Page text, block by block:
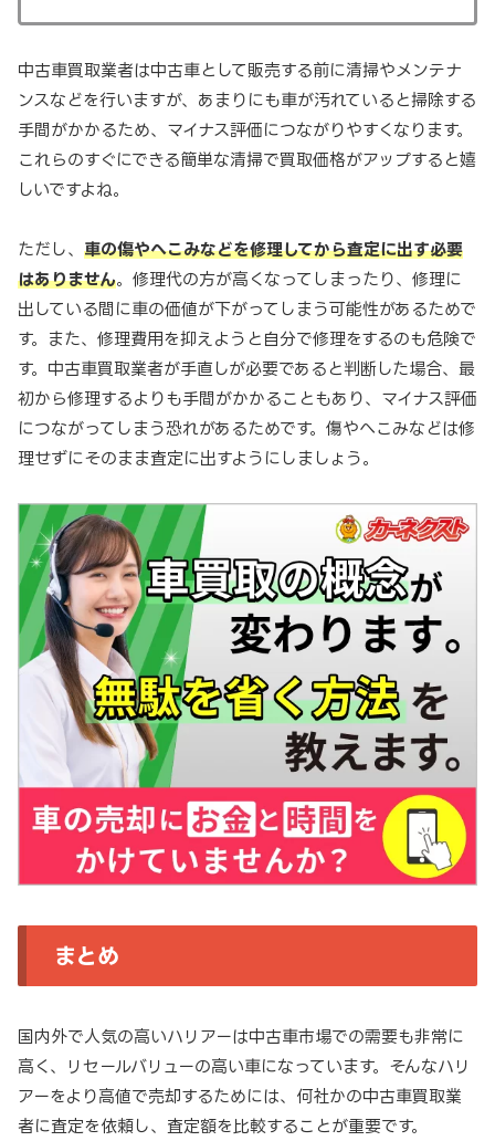
中古車買取業者は中古車として販売する前に清掃やメンテナ
ンスなどを行いますが、あまりにも車が汚れていると掃除する
手間がかかるため、マイナス評価につながりやすくなります。
これらのすぐにできる簡単な清掃で買取価格がアップすると嬉
しいですよね。
ただし、 車の傷やへこみなどを修理してから査定に出す必要
はありません。修理代の方が高くなってしまったり、修理に
出している間に車の価値が下がってしまう可能性があるためで
す。また、修理費用を抑えようと自分で修理をするのも危険で
す。中古車買取業者が手直しが必要であると判断した場合、最
初から修理するよりも手間がかかることもあり、マイナス評価
につながってしまう恐れがあるためです。傷やへこみなどは修
理せずにそのまま査定に出すようにしましょう。
まとめ
国内外で人気の高いハリアーは中古車市場での需要も非常に
高く、リセールバリューの高い車になっています。そんなハリ
アーをより高値で売却するためには、何社かの中古車買取業
者に査定を依頼し、査定額を比較することが重要です。